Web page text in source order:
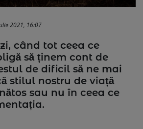
2021, 16:07
când tot ceea ce
să ținem cont de
de dificil să ne mai
stilul nostru de viață
sau nu în ceea ce